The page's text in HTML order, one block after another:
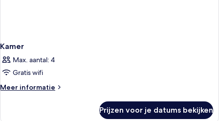
Kamer
Max. aantal: 4
Gratis wifi
Meer informatie
Meer
Prijzen voor je datums bekijken